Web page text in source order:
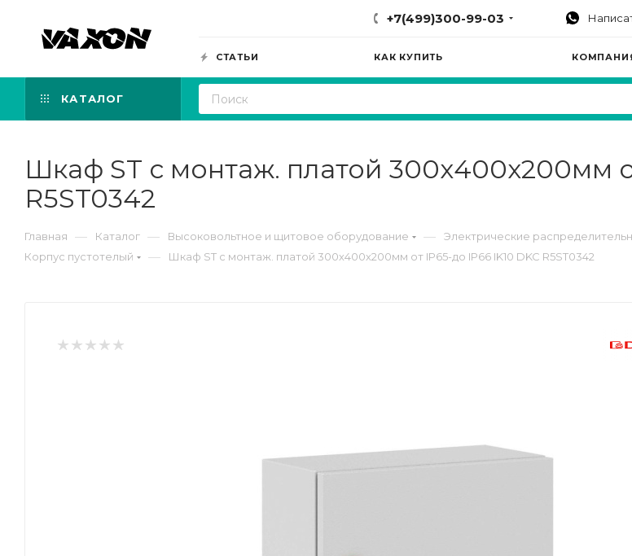
+7(499)300-99-03
СТАТЬИ КАК КУПИТЬ
КАТАЛОГ
Шкаф ST с монтаж. платой 300х400х200мм
R5ST0342
Главная — Каталог — Высоковольтное и щитовое оборудование — Электрические
Корпус пустотелый — Шкаф ST с монтаж. платой 300х400х200мм от IP65-до IP66 IK10 DKC R5ST0342